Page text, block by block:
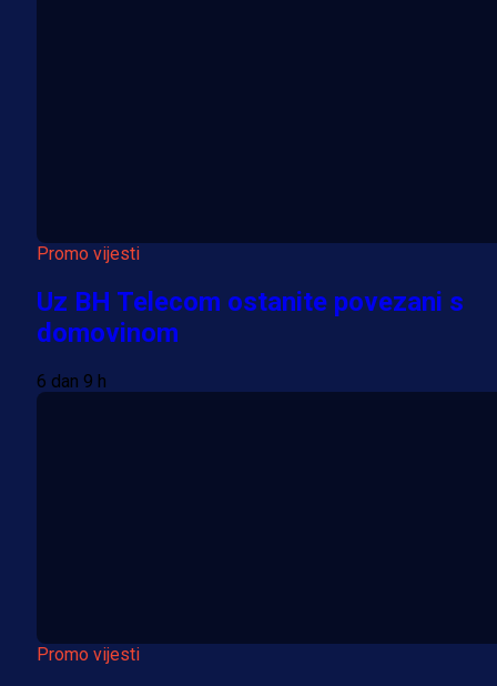
Promo vijesti
Uz BH Telecom ostanite povezani s
domovinom
6 dan 9 h
Promo vijesti